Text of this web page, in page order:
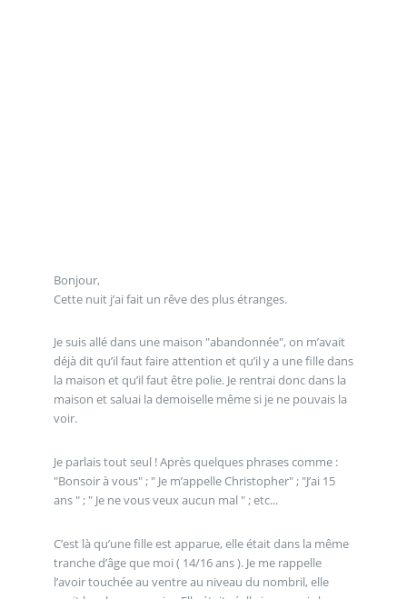
Bonjour,
Cette nuit j’ai fait un rêve des plus étranges.
Je suis allé dans une maison "abandonnée", on m’avait
déjà dit qu’il faut faire attention et qu’il y a une fille dans
la maison et qu’il faut être polie. Je rentrai donc dans la
maison et saluai la demoiselle même si je ne pouvais la
voir.
Je parlais tout seul ! Après quelques phrases comme :
"Bonsoir à vous" ; " Je m’appelle Christopher" ; "J’ai 15
ans " ; " Je ne vous veux aucun mal " ; etc...
C’est là qu’une fille est apparue, elle était dans la même
tranche d’âge que moi ( 14/16 ans ). Je me rappelle
l’avoir touchée au ventre au niveau du nombril, elle